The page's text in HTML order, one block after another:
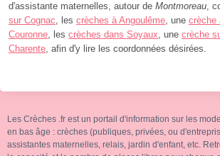
d'assistante maternelles, autour de Montmoreau,
sur Cognac, les crèches à Angoulême, une crèche
Couronne, les crèches dans Soyaux, une crèche
Charente, afin d'y lire les coordonnées désirées.
Les Crèches .fr est un portail d'information sur les
en bas âge : crèches (publiques, privées, ou
assistantes maternelles, relais, jardin d'enfant, etc.